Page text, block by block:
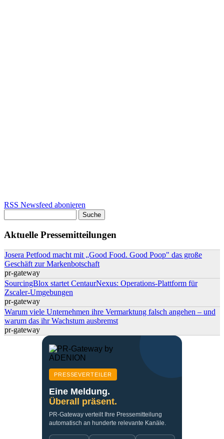
RSS Newsfeed abonieren
Aktuelle Pressemitteilungen
Josera Petfood macht mit „Good Food. Good Poop" das große
Geschäft zur Markenbotschaft
pr-gateway
SourcingBlox startet CentaurNexus: Operations-Plattform für
Zscaler-Umgebungen
pr-gateway
Warum viele Unternehmen ihre Vermarktung falsch angehen – und
warum das ihr Wachstum ausbremst
pr-gateway
PRESSEVERTEILER
Eine Meldung.
Überall präsent.
PR-Gateway verteilt Ihre Pressemitteilung
automatisch an hunderte relevante Kanäle.